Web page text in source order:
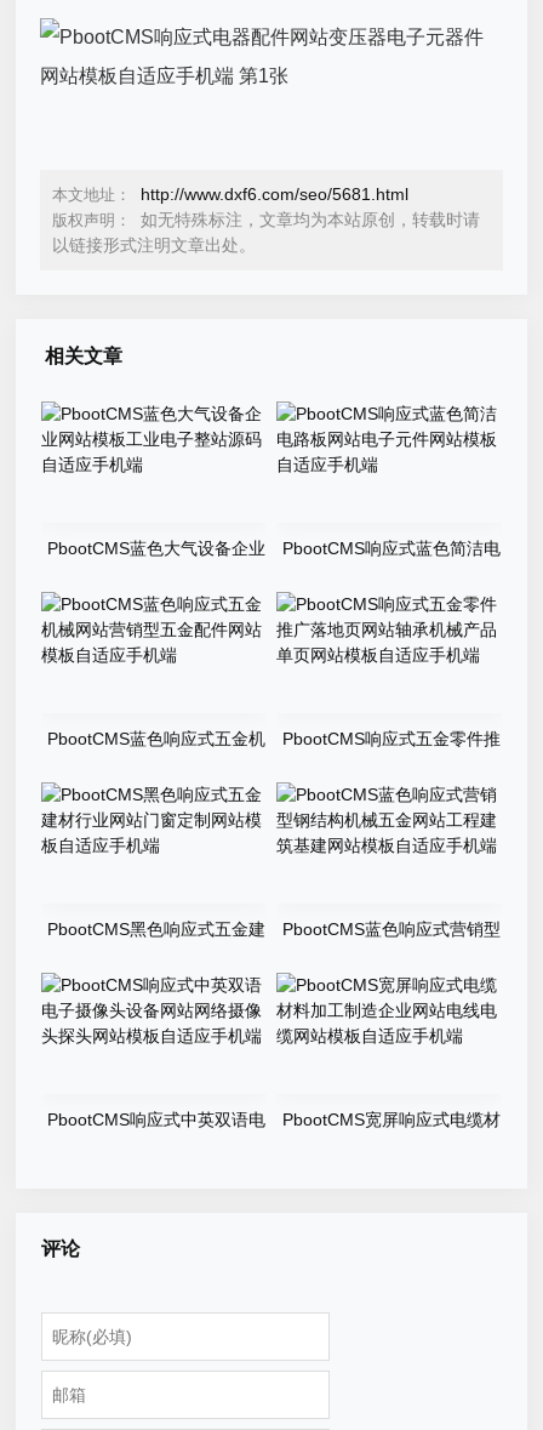
本文地址： http://www.dxf6.com/seo/5681.html
版权声明：
如无特殊标注，文章均为本站原创，转载时请
以链接形式注明文章出处。
相关文章
PbootCMS蓝色大气设备企业
适应手机端
PbootCMS响应式蓝色简洁电
适应手机端
PbootCMS蓝色响应式五金机
板自适应手机端
PbootCMS响应式五金零件推
页网站模板自适应手机端
PbootCMS黑色响应式五金建
自适应手机端
PbootCMS蓝色响应式营销型
基建网站模板自适应手机端
PbootCMS响应式中英双语电
PbootCMS宽屏响应式电缆材
评论